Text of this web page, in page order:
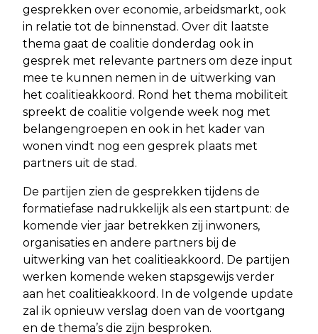
gesprekken over economie, arbeidsmarkt, ook
in relatie tot de binnenstad. Over dit laatste
thema gaat de coalitie donderdag ook in
gesprek met relevante partners om deze input
mee te kunnen nemen in de uitwerking van
het coalitieakkoord. Rond het thema mobiliteit
spreekt de coalitie volgende week nog met
belangengroepen en ook in het kader van
wonen vindt nog een gesprek plaats met
partners uit de stad.
De partijen zien de gesprekken tijdens de
formatiefase nadrukkelijk als een startpunt: de
komende vier jaar betrekken zij inwoners,
organisaties en andere partners bij de
uitwerking van het coalitieakkoord. De partijen
werken komende weken stapsgewijs verder
aan het coalitieakkoord. In de volgende update
zal ik opnieuw verslag doen van de voortgang
en de thema’s die zijn besproken.